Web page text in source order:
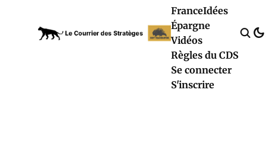
FranceIdées
Épargne
Vidéos
Règles du CDS
Se connecter
S'inscrire